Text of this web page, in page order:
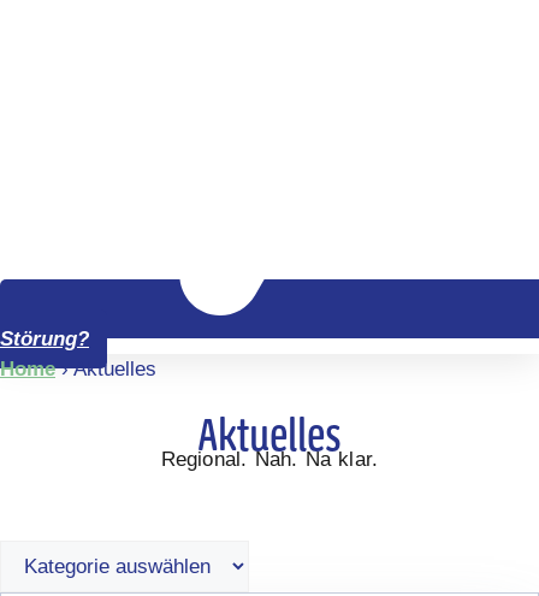
Störung?
Home ›Aktuelles
Aktuelles
Regional. Nah. Na klar.